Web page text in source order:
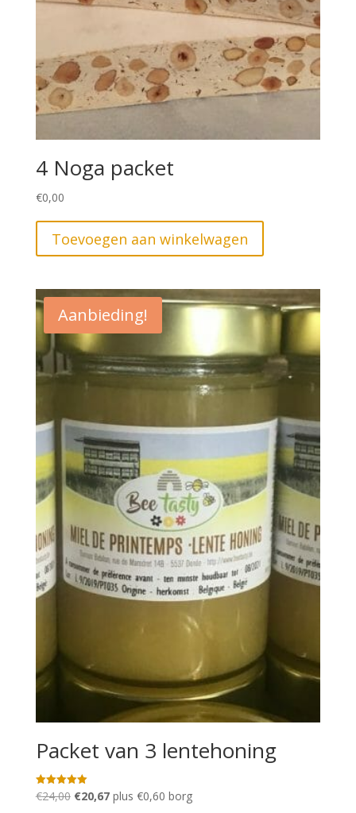
4 Noga packet
€0,00
Toevoegen aan winkelwagen
Aanbieding!
Packet van 3 lentehoning
Gewaardeerd
5.00
€24,00 Oorspronkelijke
€20,67Huidige
plus €0,60 borg